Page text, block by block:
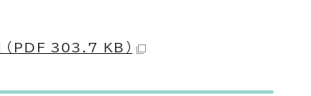
（PDF 303.7 KB）